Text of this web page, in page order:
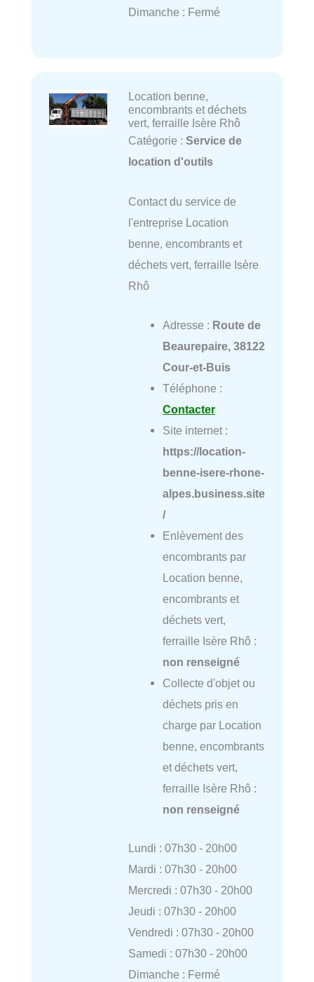
Dimanche : Fermé
Location benne,
encombrants et déchets
vert, ferraille Isère Rhô
Catégorie : Service de
location d'outils
Contact du service de
l'entreprise Location
benne, encombrants et
déchets vert, ferraille Isère
Rhô
Adresse : Route de
Beaurepaire, 38122
Cour-et-Buis
Téléphone :
Contacter
Site internet :
https://location-
benne-isere-rhone-
alpes.business.site
/
Enlèvement des
encombrants par
Location benne,
encombrants et
déchets vert,
ferraille Isère Rhô :
non renseigné
Collecte d'objet ou
déchets pris en
charge par Location
benne, encombrants
et déchets vert,
ferraille Isère Rhô :
non renseigné
Lundi : 07h30 - 20h00
Mardi : 07h30 - 20h00
Mercredi : 07h30 - 20h00
Jeudi : 07h30 - 20h00
Vendredi : 07h30 - 20h00
Samedi : 07h30 - 20h00
Dimanche : Fermé